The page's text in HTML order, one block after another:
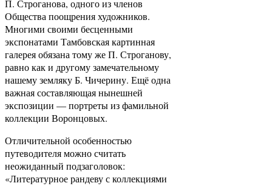
П. Строганова, одного из членов
Общества поощрения художников.
Многими своими бесценными
экспонатами Тамбовская картинная
галерея обязана тому же П. Строганову,
равно как и другому замечательному
нашему земляку Б. Чичерину. Ещё одна
важная составляющая нынешней
экспозиции — портреты из фамильной
коллекции Воронцовых.
Отличительной особенностью
путеводителя можно считать
неожиданный подзаголовок:
«Литературное рандеву с коллекциями